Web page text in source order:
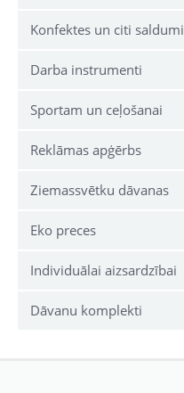
Konfektes un citi saldumi
Darba instrumenti
Sportam un ceļošanai
Reklāmas apģērbs
Ziemassvētku dāvanas
Eko preces
Individuālai aizsardzībai
Dāvanu komplekti